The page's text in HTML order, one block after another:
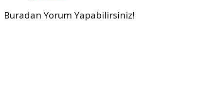
Buradan Yorum Yapabilirsiniz!